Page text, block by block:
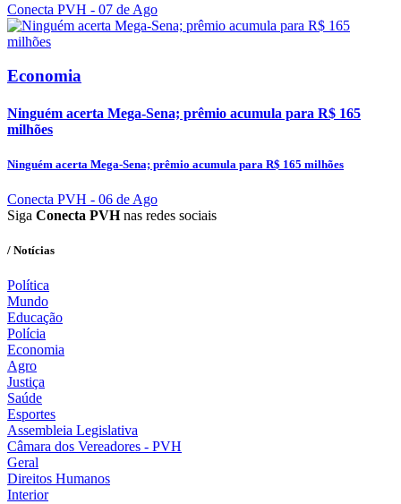
Conecta PVH - 07 de Ago
Economia
Ninguém acerta Mega-Sena; prêmio acumula para R$ 165
milhões
Ninguém acerta Mega-Sena; prêmio acumula para R$ 165 milhões
Conecta PVH - 06 de Ago
Siga Conecta PVHnas redes sociais
/ Notícias
Política
Mundo
Educação
Polícia
Economia
Agro
Justiça
Saúde
Esportes
Assembleia Legislativa
Câmara dos Vereadores - PVH
Geral
Direitos Humanos
Interior